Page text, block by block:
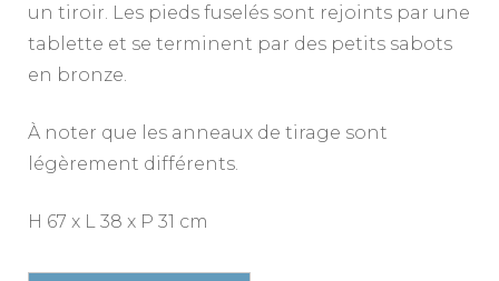
un tiroir. Les pieds fuselés sont rejoints par une
tablette et se terminent par des petits sabots
en bronze.
À noter que les anneaux de tirage sont
légèrement différents.
H 67 x L 38 x P 31 cm